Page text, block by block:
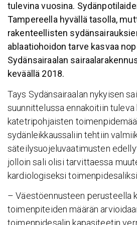
tulevina vuosina.
Tampereella hyvällä tasolla,
rakenteellisten
ablaatiohoidon tarve kasvaa
Sydänsairaalan
keväällä 2018.
Tays Sydänsairaalan nykyisen
suunnittelussa ennakoitiin
katetripohjaisten
sydänleikkaussaliin tehtiin
säteilysuojeluvaatimusten
jolloin sali olisi tarvittaessa
kardiologiseksi toimenpidesaliksi.
– Väestöennusteen perusteella
toimenpiteiden määrän